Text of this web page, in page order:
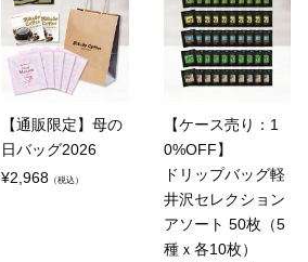
【通販限定】母の
日バッグ2026
¥2,968 （税込）
【ケース売り：1
0%OFF】
ドリップバッグ軽
井沢セレクション
アソート 50枚（5
種ｘ各10枚）